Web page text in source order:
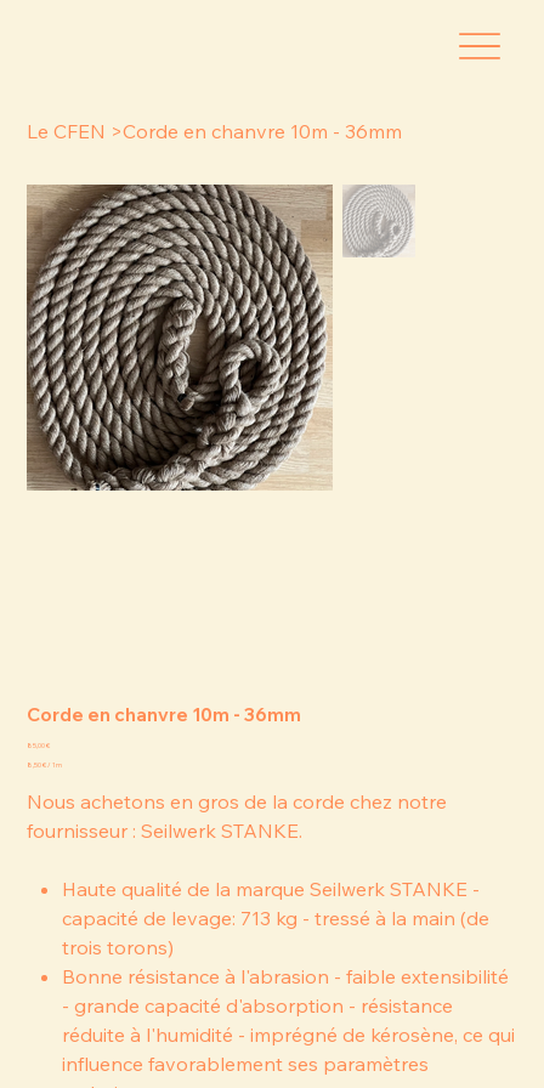
Le CFEN >Corde en chanvre 10m - 36mm
Corde en chanvre 10m - 36mm
Prix
85,00 €
8,50 €
Mètre
8,50 € / 1m
Nous achetons en gros de la corde chez notre
fournisseur : Seilwerk STANKE.
Haute qualité de la marque Seilwerk STANKE -
capacité de levage: 713 kg - tressé à la main (de
trois torons)
Bonne résistance à l'abrasion - faible extensibilité
- grande capacité d'absorption - résistance
réduite à l'humidité - imprégné de kérosène, ce qui
influence favorablement ses paramètres